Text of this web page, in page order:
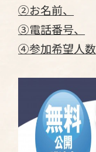
②お名前、
③電話番号、
④参加希望人数